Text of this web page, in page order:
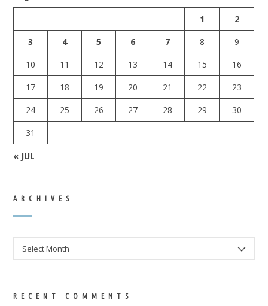
1
2
3
4 5 6 7 8
9
10
11 12 13 14 15
16
17
18 19 20 21 22
23
24
25 26 27 28 29
30
31
« JUL
ARCHIVES
RECENT COMMENTS